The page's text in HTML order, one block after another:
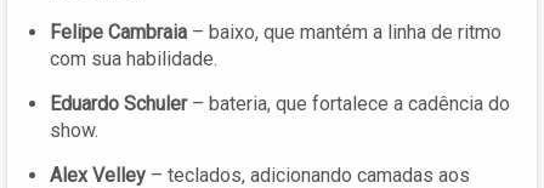
Felipe Cambraia – baixo, que mantém a linha de ritmo
com sua habilidade.
Eduardo Schuler– bateria, que fortalece a cadência do
show.
Alex Velley – teclados, adicionando camadas aos